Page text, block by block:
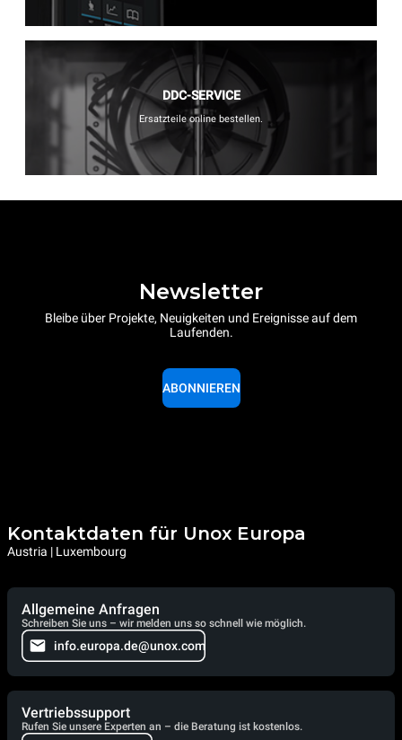
DDC-SERVICE
Ersatzteile online bestellen.
Newsletter
Bleibe über Projekte, Neuigkeiten und Ereignisse auf dem
Laufenden.
ABONNIEREN
Kontaktdaten für Unox Europa
Austria | Luxembourg
Allgemeine Anfragen
Schreiben Sie uns – wir melden uns so schnell wie möglich.
info.europa.de@unox.com
Vertriebssupport
Rufen Sie unsere Experten an – die Beratung ist kostenlos.